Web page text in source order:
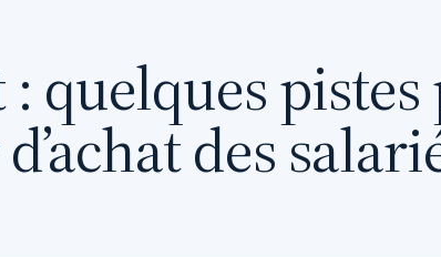
quelques
des